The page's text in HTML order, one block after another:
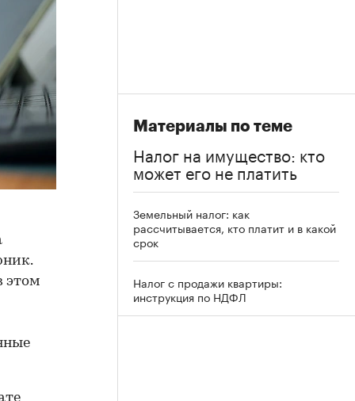
этом
Материалы по теме
Налог на имущество: кто
может его не платить
Земельный налог: как
рассчитывается, кто платит и в какой
срок
Налог с продажи квартиры:
инструкция по НДФЛ